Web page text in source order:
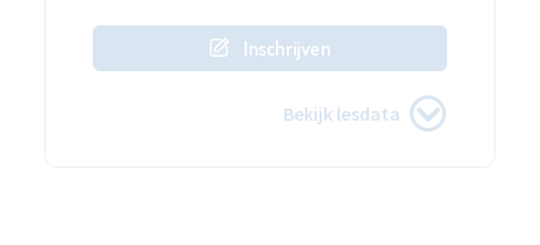
Inschrijven
Bekijk lesdata